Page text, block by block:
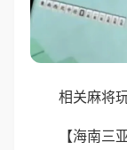
相关麻将
【海南三